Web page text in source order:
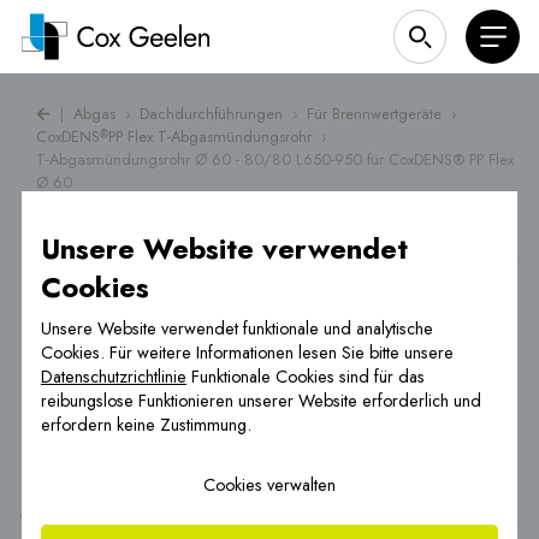
| Abgas › Dachdurchführungen › Für Brennwertgeräte ›
CoxDENS®PP Flex T-Abgasmündungsrohr ›
T-Abgasmündungsrohr Ø 60 - 80/80 L650-950 für CoxDENS® PP Flex
Ø 60
T-Abgasmündungsrohr Ø 60 - 80/80
Unsere Website verwendet
Cookies
Unsere Website verwendet funktionale und analytische
Cookies. Für weitere Informationen lesen Sie bitte unsere
Datenschutzrichtlinie Funktionale Cookies sind für das
reibungslose Funktionieren unserer Website erforderlich und
erfordern keine Zustimmung.
Cookies verwalten